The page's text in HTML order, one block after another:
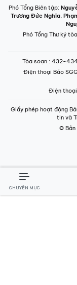
Phó Tổng Biên tập:
Trương Đức Nghĩa,
Phó Tổng Thư ký
Tòa soạn : 432-434
Điện thoại Báo
Điện
Giấy phép hoạt động
tin và
© Bản
CHUYÊN MỤC